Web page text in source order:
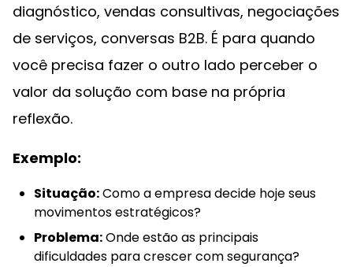
diagnóstico, vendas consultivas, negociações
de serviços, conversas B2B. É para quando
você precisa fazer o outro lado perceber o
valor da solução com base na própria
reflexão.
Exemplo:
Situação:Como a empresa decide hoje seus
movimentos estratégicos?
Problema:Onde estão as principais
dificuldades para crescer com segurança?